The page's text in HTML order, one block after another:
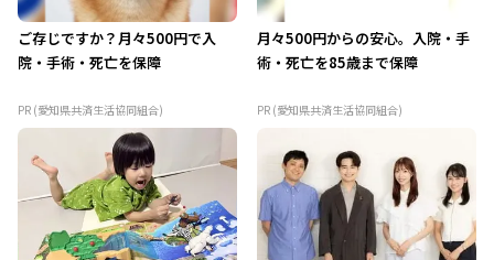
ご存じですか？月々500円で入
院・手術・死亡を保障
PR (愛知県共済生活協同組合)
月々500円からの安心。入院・手
術・死亡を85歳まで保障
PR (愛知県共済生活協同組合)